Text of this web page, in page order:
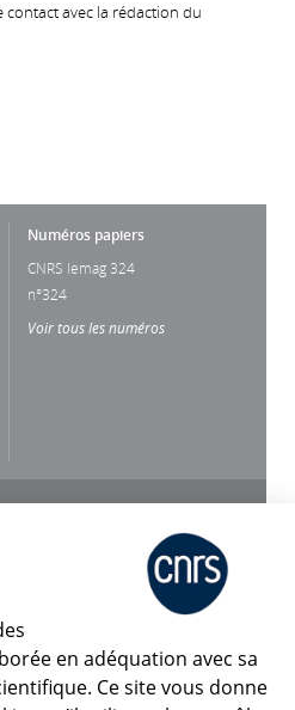
avec la rédaction du
Numéros papiers
CNRS lemag 324
n°324
Voir tous les numéros
Le Mag
en adéquation avec sa
Ce site vous donne